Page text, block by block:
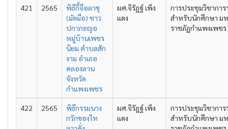
421 2565
พิธีกี้จือลาขุ
(มัดมือ) ชาว
ปกากะญอ
หมู่บ้านเพชร
นิยม ตำบลสัก
งาม อำเภอ
คลองลาน
จังหวัด
กำแพงเพชร
ผศ.จิรัฎฐ์ เพ็ง
แดง
การประชุมวิชากา
สำหรับนักศึกษา ม
ราชภัฏกำแพงเพช
422 2565
พิธีกรรมนาง
กวักของไท
ผศ.จิรัฎฐ์ เพ็ง
แดง
การประชุมวิชากา
สำหรับนักศึกษา ม